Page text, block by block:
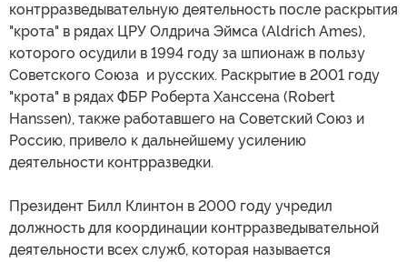
контрразведывательную деятельность после раскрытия
"крота" в рядах ЦРУ Олдрича Эймса (Aldrich Ames),
которого осудили в 1994 году за шпионаж в пользу
Советского Союза и русских. Раскрытие в 2001 году
"крота" в рядах ФБР Роберта Ханссена (Robert
Hanssen), также работавшего на Советский Союз и
Россию, привело к дальнейшему усилению
деятельности контрразведки.
Президент Билл Клинтон в 2000 году учредил
должность для координации контрразведывательной
деятельности всех служб, которая называется